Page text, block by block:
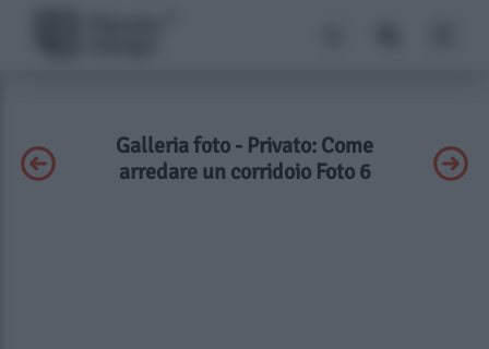
Galleria foto - Privato: Come
arredare un corridoio Foto 6